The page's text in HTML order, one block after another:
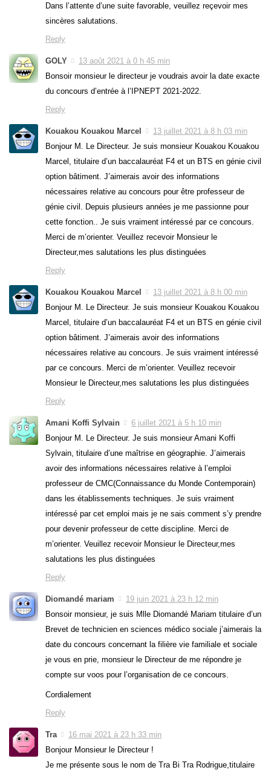
Dans l’attente d’une suite favorable, veuillez reçevoir mes
sincères salutations.
Reply
GOLY
13 août 2021 à 0 h 45 min
Bonsoir monsieur le directeur je voudrais avoir la date exacte
du concours d’entrée à l’IPNEPT 2021-2022.
Reply
Kouakou Kouakou Marcel
13 juillet 2021 à 8 h 03 min
Bonjour M. Le Directeur. Je suis monsieur Kouakou Kouakou
Marcel, titulaire d’un baccalauréat F4 et un BTS en génie civil
option bâtiment. J’aimerais avoir des informations
nécessaires relative au concours pour être professeur de
génie civil. Depuis plusieurs années je me passionne pour
cette fonction.. Je suis vraiment intéressé par ce concours.
Merci de m’orienter. Veuillez recevoir Monsieur le
Directeur,mes salutations les plus distinguées
Reply
Kouakou Kouakou Marcel
13 juillet 2021 à 8 h 00 min
Bonjour M. Le Directeur. Je suis monsieur Kouakou Kouakou
Marcel, titulaire d’un baccalauréat F4 et un BTS en génie civil
option bâtiment. J’aimerais avoir des informations
nécessaires relative au concours. Je suis vraiment intéressé
par ce concours. Merci de m’orienter. Veuillez recevoir
Monsieur le Directeur,mes salutations les plus distinguées
Reply
Amani Koffi Sylvain
6 juillet 2021 à 5 h 10 min
Bonjour M. Le Directeur. Je suis monsieur Amani Koffi
Sylvain, titulaire d’une maîtrise en géographie. J’aimerais
avoir des informations nécessaires relative à l’emploi
professeur de CMC(Connaissance du Monde Contemporain)
dans les établissements techniques. Je suis vraiment
intéressé par cet emploi mais je ne sais comment s’y prendre
pour devenir professeur de cette discipline. Merci de
m’orienter. Veuillez recevoir Monsieur le Directeur,mes
salutations les plus distinguées
Reply
Diomandé mariam
19 juin 2021 à 23 h 12 min
Bonsoir monsieur, je suis Mlle Diomandé Mariam titulaire d’un
Brevet de technicien en sciences médico sociale j’aimerais la
date du concours concernant la filière vie familiale et sociale
je vous en prie, monsieur le Directeur de me répondre je
compte sur voos pour l’organisation de ce concours.
Cordialement
Reply
Tra
16 mai 2021 à 23 h 33 min
Bonjour Monsieur le Directeur !
Je me présente sous le nom de Tra Bi Tra Rodrigue,titulaire